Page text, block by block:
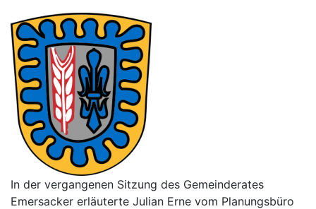
In der vergangenen Sitzung des Gemeinderates
Emersacker erläuterte Julian Erne vom Planungsbüro